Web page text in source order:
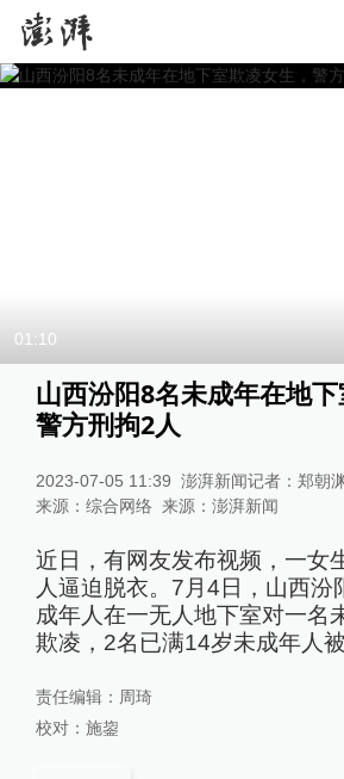
01:10
山西汾阳8名未成年在地下
警方刑拘2人
2023-07-05 11:39 澎湃新闻记者：郑朝
来源：综合网络 来源： 澎湃新闻
近日，有网友发布视频，一女
人逼迫脱衣。7月4日，山西汾
成年人在一无人地下室对一名
欺凌，2名已满14岁未成年人被
责任编辑： 周琦
校对： 施鋆